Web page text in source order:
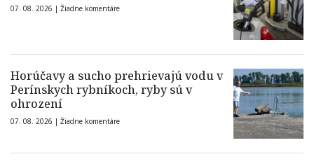
07. 08. 2026 | Žiadne komentáre
Horúčavy a sucho prehrievajú vodu v
Perínskych rybníkoch, ryby sú v
ohrození
07. 08. 2026 | Žiadne komentáre